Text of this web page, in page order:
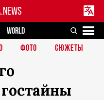
WORLD
ФОТО СЮЖЕТЫ